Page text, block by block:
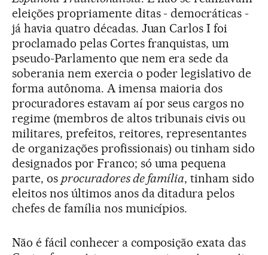
eleições propriamente ditas - democráticas -
já havia quatro décadas. Juan Carlos I foi
proclamado pelas Cortes franquistas, um
pseudo-Parlamento que nem era sede da
soberania nem exercia o poder legislativo de
forma autônoma. A imensa maioria dos
procuradores estavam aí por seus cargos no
regime (membros de altos tribunais civis ou
militares, prefeitos, reitores, representantes
de organizações profissionais) ou tinham sido
designados por Franco; só uma pequena
parte, os procuradores de família, tinham sido
eleitos nos últimos anos da ditadura pelos
chefes de família nos municípios.
Não é fácil conhecer a composição exata das